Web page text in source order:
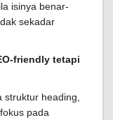
isinya benar-
sekadar
friendly tetapi
struktur heading,
pada